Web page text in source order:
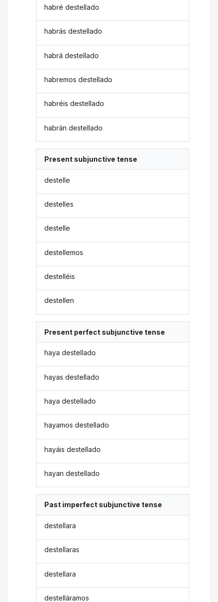
habré destellado
habrás destellado
habrá destellado
habremos destellado
habréis destellado
habrán destellado
Present subjunctive tense
destelle
destelles
destelle
destellemos
destelléis
destellen
Present perfect subjunctive tense
haya destellado
hayas destellado
haya destellado
hayamos destellado
hayáis destellado
hayan destellado
Past imperfect subjunctive tense
destellara
destellaras
destellara
destelláramos